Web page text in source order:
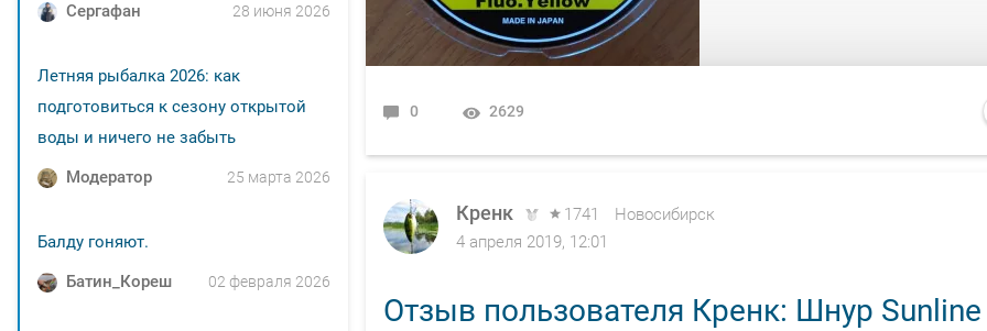
Сергафан
28 июня 2026
Летняя рыбалка 2026: как
подготовиться к сезону открытой
воды и ничего не забыть
Модератор
25 марта 2026
Балду гоняют.
Батин_Кореш
02 февраля 2026
0 2629
Кренк 1741
Новосибирск
4 апреля 2019, 12:01
Отзыв пользователя Кренк: Шнур